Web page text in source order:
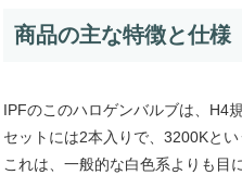
商品の主な特徴と仕様
IPFのこのハロゲンバルブは、H4
セットには2本入りで、3200Kと
これは、一般的な白色系よりも目